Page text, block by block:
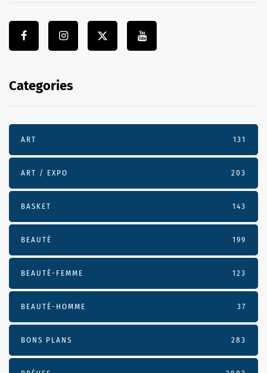
Categories
ART 131
ART / EXPO 203
BASKET 143
BEAUTÉ 199
BEAUTÉ-FEMME 123
BEAUTÉ-HOMME 37
BONS PLANS 283